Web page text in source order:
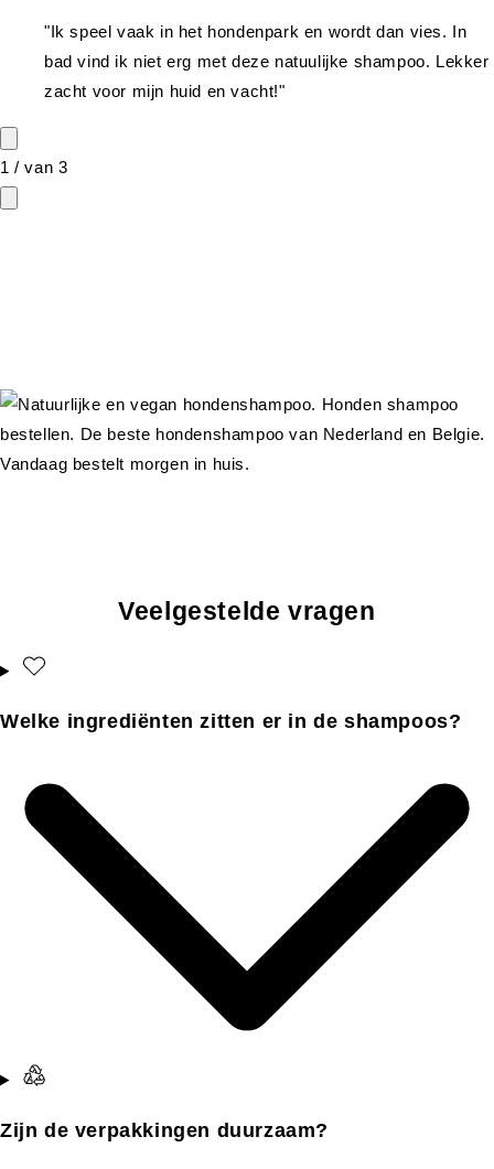
"Ik speel vaak in het hondenpark en wordt dan vies. In
bad vind ik niet erg met deze natuulijke shampoo. Lekker
zacht voor mijn huid en vacht!"
1 /van 3
Veelgestelde vragen
Welke ingrediënten zitten er in de shampoos?
Zijn de verpakkingen duurzaam?